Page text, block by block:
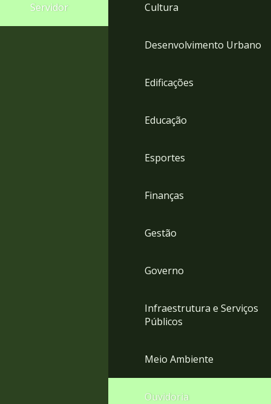
Servidor Cultura
Desenvolvimento Urbano
Edificações
Educação
Esportes
Finanças
Gestão
Governo
Infraestrutura e Serviços
Públicos
Meio Ambiente
Ouvidoria